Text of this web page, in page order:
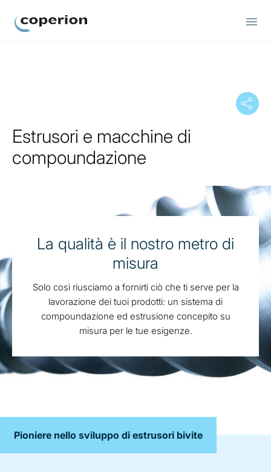
Estrusori e macchine di
compoundazione
La qualità è il nostro metro di
misura
Solo così riusciamo a fornirti ciò che ti serve per la
lavorazione dei tuoi prodotti: un sistema di
compoundazione ed estrusione concepito su
misura per le tue esigenze.
Pioniere nello sviluppo di estrusori bivite